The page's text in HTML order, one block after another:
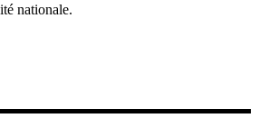
nationale.